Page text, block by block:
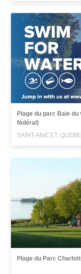
Plage du parc Baie
fédéral)
SAINT-ANICET,
Plage du Parc